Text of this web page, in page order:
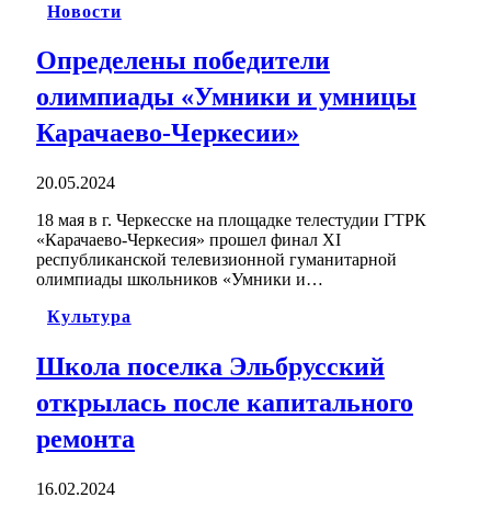
Новости
Определены победители
олимпиады «Умники и умницы
Карачаево-Черкесии»
20.05.2024
18 мая в г. Черкесске на площадке телестудии ГТРК
«Карачаево-Черкесия» прошел финал XI
республиканской телевизионной гуманитарной
олимпиады школьников «Умники и…
Культура
Школа поселка Эльбрусский
открылась после капитального
ремонта
16.02.2024